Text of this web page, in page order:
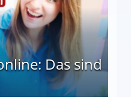
Das sind